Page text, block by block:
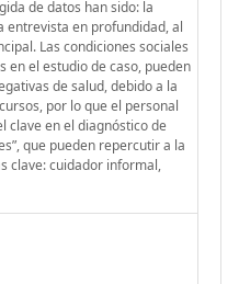
de datos han sido: la
entrevista en profundidad, al
Las condiciones sociales
en el estudio de caso, pueden
de salud, debido a la
por lo que el personal
clave en el diagnóstico de
que pueden repercutir a la
clave: cuidador informal,